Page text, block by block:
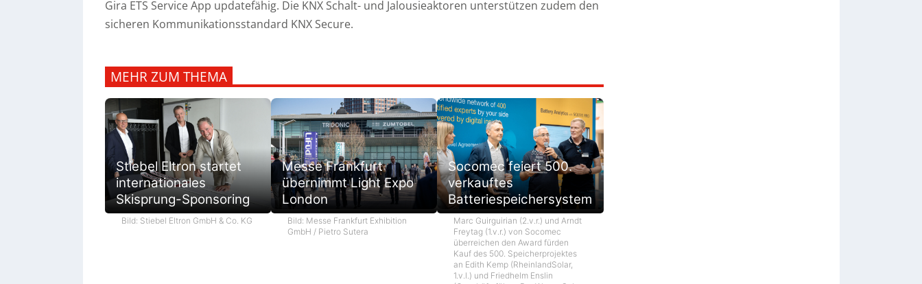
Gira ETS Service App updatefähig. Die KNX Schalt- und Jalousieaktoren unterstützen zudem den
sicheren Kommunikationsstandard KNX Secure.
MEHR ZUM THEMA
Stiebel Eltron startet
internationales
Skisprung-Sponsoring
Bild: Stiebel Eltron GmbH & Co. KG
Messe Frankfurt
übernimmt Light Expo
London
Bild: Messe Frankfurt Exhibition
GmbH / Pietro Sutera
Socomec feiert 500.
verkauftes
Batteriespeichersystem
Marc Guirguirian (2.v.r.) und Arndt
Freytag (1.v.r.) von Socomec
überreichen den Award fürden
Kauf des 500. Speicherprojektes
an Edith Kemp (RheinlandSolar,
1.v.l.) und Friedhelm Enslin